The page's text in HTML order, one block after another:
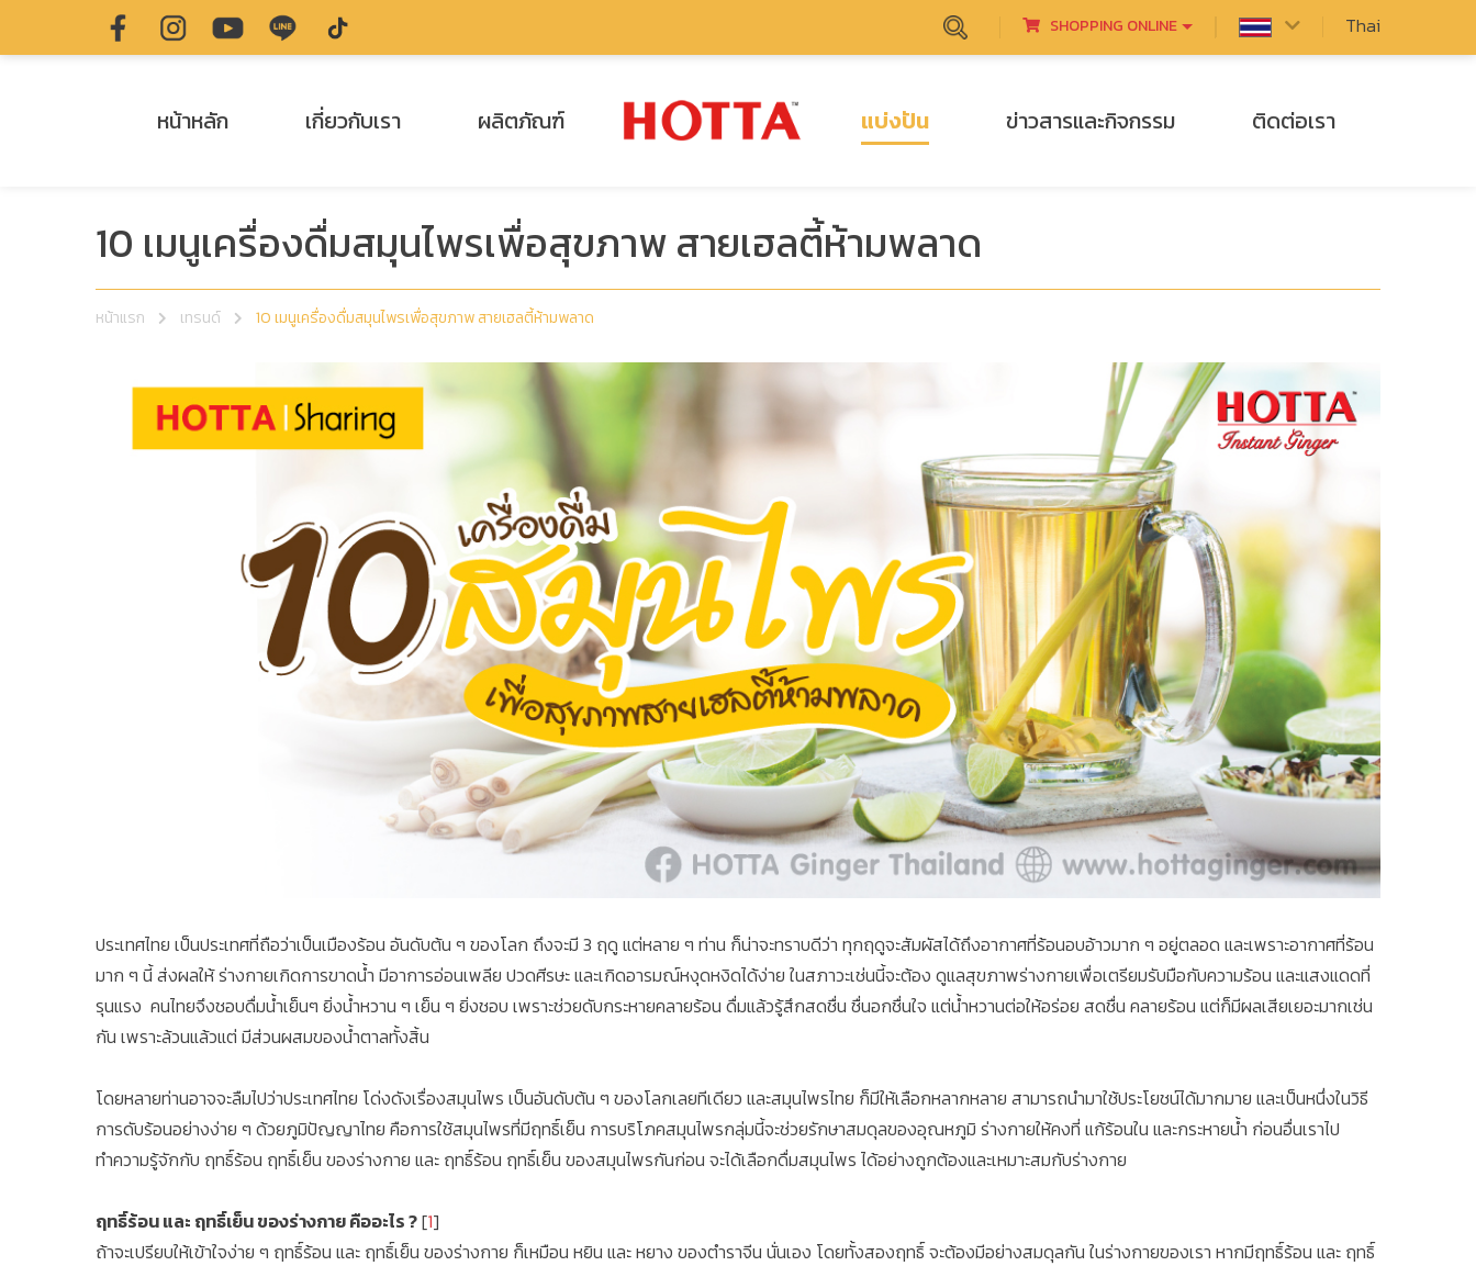
SHOPPING ONLINE Thai
หน้าหลัก เกี่ยวกับเรา ผลิตภัณฑ์ แบ่งปัน ข่าวสารและกิจกรรม ติดต่อเรา
10 เมนูเครื่องดื่มสมุนไพรเพื่อสุขภาพ สายเฮลตี้ห้ามพลาด
หน้าแรก เทรนด์ 10 เมนูเครื่องดื่มสมุนไพรเพื่อสุขภาพ สายเฮลตี้ห้ามพลาด
ประเทศไทย เป็นประเทศที่ถือว่าเป็นเมืองร้อน อันดับต้น ๆ ของโลก ถึงจะมี 3 ฤดู แต่หลาย ๆ ท่าน ก็น่าจะทราบดีว่า ทุกฤดูจะสัมผัสได้ถึงอากาศที่ร้อนอบอ้าวมาก ๆ อยู่ตลอด และเพราะอากาศที่ร้อน
มาก ๆ นี้ ส่งผลให้ ร่างกายเกิดการขาดน้ำ มีอาการอ่อนเพลีย ปวดศีรษะ และเกิดอารมณ์หงุดหงิดได้ง่าย ในสภาวะเช่นนี้จะต้อง ดูแลสุขภาพร่างกายเพื่อเตรียมรับมือกับความร้อน และแสงแดดที่
รุนแรง คนไทยจึงชอบดื่มน้ำเย็นๆ ยิ่งน้ำหวาน ๆ เย็น ๆ ยิ่งชอบ เพราะช่วยดับกระหายคลายร้อน ดื่มแล้วรู้สึกสดชื่น ชื่นอกชื่นใจ แต่น้ำหวานต่อให้อร่อย สดชื่น คลายร้อน แต่ก็มีผลเสียเยอะมากเช่น
กัน เพราะล้วนแล้วแต่ มีส่วนผสมของน้ำตาลทั้งสิ้น
โดยหลายท่านอาจจะลืมไปว่าประเทศไทย โด่งดังเรื่องสมุนไพร เป็นอันดับต้น ๆ ของโลกเลยทีเดียว และสมุนไพรไทย ก็มีให้เลือกหลากหลาย สามารถนำมาใช้ประโยชน์ได้มากมาย และเป็นหนึ่งในวิธี
การดับร้อนอย่างง่าย ๆ ด้วยภูมิปัญญาไทย คือการใช้สมุนไพรที่มีฤทธิ์เย็น การบริโภคสมุนไพรกลุ่มนี้จะช่วยรักษาสมดุลของอุณหภูมิ ร่างกายให้คงที่ แก้ร้อนใน และกระหายน้ำ ก่อนอื่นเราไป
ทำความรู้จักกับ ฤทธิ์ร้อน ฤทธิ์เย็น ของร่างกาย และ ฤทธิ์ร้อน ฤทธิ์เย็น ของสมุนไพรกันก่อน จะได้เลือกดื่มสมุนไพร ได้อย่างถูกต้องและเหมาะสมกับร่างกาย
ฤทธิ์ร้อน และ ฤทธิ์เย็น ของร่างกาย คืออะไร ?[1]
ถ้าจะเปรียบให้เข้าใจง่าย ๆ ฤทธิ์ร้อน และ ฤทธิ์เย็น ของร่างกาย ก็เหมือน หยิน และ หยาง ของตำราจีน นั่นเอง โดยทั้งสองฤทธิ์ จะต้องมีอย่างสมดุลกัน ในร่างกายของเรา หากมีฤทธิ์ร้อน และ ฤทธิ์